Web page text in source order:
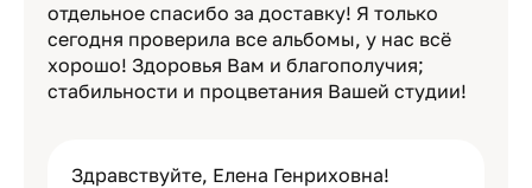
отдельное спасибо за доставку! Я только
сегодня проверила все альбомы, у нас всё
хорошо! Здоровья Вам и благополучия;
стабильности и процветания Вашей студии!
Здравствуйте, Елена Генриховна!